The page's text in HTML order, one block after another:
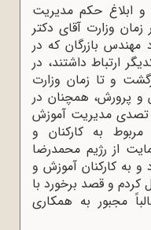
و ابلاغ حکم مدیریت
وزارت آقای دکتر
بازرگان که در
ارتباط داشتند، در
بازگشت و تا زمان وزارت
و پرورش، همچنان در
مدیریت آموزش
به کارکنان و
از رژیم محمدرضا
به کارکنان آموزش و
و قصد برخورد با
مجبور به همکاری